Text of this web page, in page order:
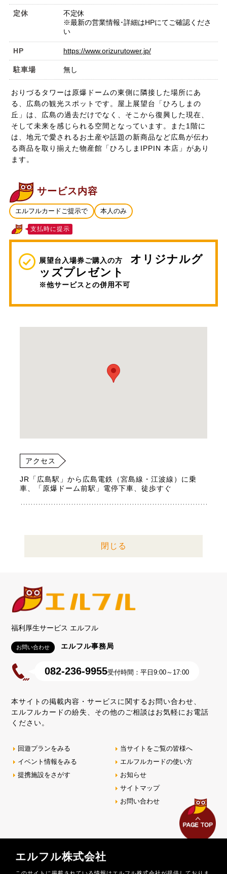
定休
不定休
※最新の営業情報･詳細はHPにてご確認くださ
い
HP https://www.orizurutower.jp/
駐車場 無し
おりづるタワーは原爆ドームの東側に隣接した場所にあ
る、広島の観光スポットです。屋上展望台「ひろしまの
丘」は、広島の過去だけでなく、そこから復興した現在、
そして未来を感じられる空間となっています。また1階に
は、地元で愛されるお土産や話題の新商品など広島が伝わ
る商品を取り揃えた物産館「ひろしまIPPIN 本店」があり
ます。
サービス内容
エルフルカードご提示で 本人のみ
支払時に提示
展望台入場券ご購入の方 オリジナルグ
ッズプレゼント
※他サービスとの併用不可
アクセス
JR「広島駅」から広島電鉄（宮島線・江波線）に乗
車、「原爆ドーム前駅」電停下車、徒歩すぐ
閉じる
福利厚生サービス エルフル
お問い合わせ エルフル事務局
082-236-9955受付時間：平日9:00～17:00
本サイトの掲載内容・サービスに関するお問い合わせ、
エルフルカードの紛失、その他のご相談はお気軽にお電話
ください。
回遊プランをみる
イベント情報をみる
提携施設をさがす
当サイトをご覧の皆様へ
エルフルカードの使い方
お知らせ
サイトマップ
お問い合わせ
エルフル株式会社